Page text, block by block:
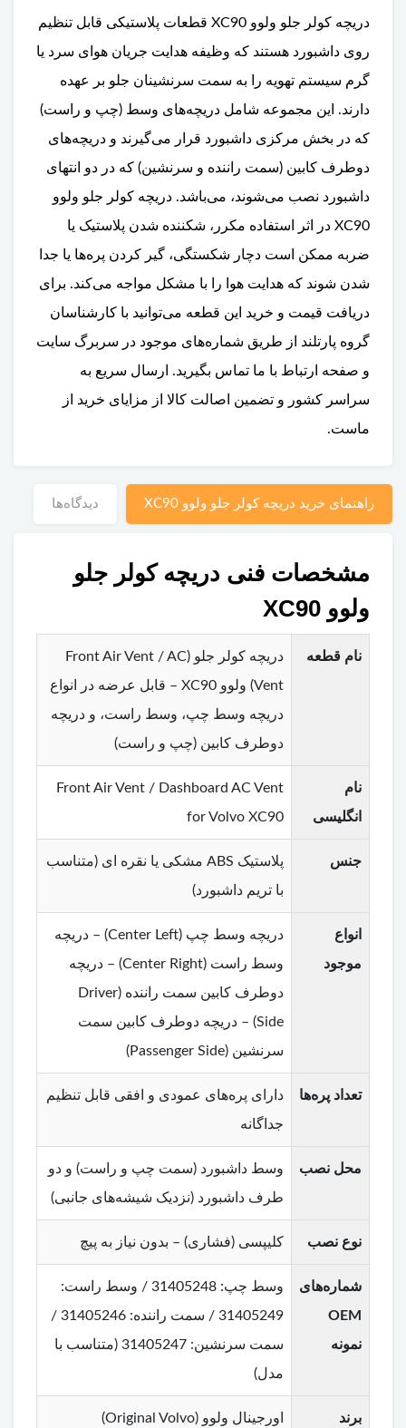
دریچه کولر جلو ولوو XC90 قطعات پلاستیکی قابل تنظیم
روی داشبورد هستند که وظیفه هدایت جریان هوای سرد یا
گرم سیستم تهویه را به سمت سرنشینان جلو بر عهده
دارند. این مجموعه شامل دریچه‌های وسط (چپ و راست)
که در بخش مرکزی داشبورد قرار می‌گیرند و دریچه‌های
دوطرف کابین (سمت راننده و سرنشین) که در دو انتهای
داشبورد نصب می‌شوند، می‌باشد. دریچه کولر جلو ولوو
XC90 در اثر استفاده مکرر، شکننده شدن پلاستیک یا
ضربه ممکن است دچار شکستگی، گیر کردن پره‌ها یا جدا
شدن شوند که هدایت هوا را با مشکل مواجه می‌کند. برای
دریافت قیمت و خرید این قطعه می‌توانید با کارشناسان
گروه پارتلند از طریق شماره‌های موجود در سربرگ سایت
و صفحه ارتباط با ما تماس بگیرید. ارسال سریع به
سراسر کشور و تضمین اصالت کالا از مزایای خرید از
ماست.
راهنمای خرید دریچه کولر جلو ولوو XC90 دیدگاه‌ها
مشخصات فنی دریچه کولر جلو
ولوو XC90
نام قطعه
دریچه کولر جلو (Front Air Vent / AC
Vent) ولوو XC90 – قابل عرضه در انواع
دریچه وسط چپ، وسط راست، و دریچه
دوطرف کابین (چپ و راست)
نام
انگلیسی
Front Air Vent / Dashboard AC Vent
for Volvo XC90
جنس
پلاستیک ABS مشکی یا نقره ای (متناسب
با تریم داشبورد)
انواع
موجود
دریچه وسط چپ (Center Left) – دریچه
وسط راست (Center Right) – دریچه
دوطرف کابین سمت راننده (Driver
Side) – دریچه دوطرف کابین سمت
سرنشین (Passenger Side)
تعداد پره‌ها
دارای پره‌های عمودی و افقی قابل تنظیم
جداگانه
محل نصب
وسط داشبورد (سمت چپ و راست) و دو
طرف داشبورد (نزدیک شیشه‌های جانبی)
نوع نصب کلیپسی (فشاری) – بدون نیاز به پیچ
شماره‌های
OEM
نمونه
وسط چپ: 31405248 / وسط راست:
31405249 / سمت راننده: 31405246 /
سمت سرنشین: 31405247 (متناسب با
مدل)
برند اورجینال ولوو (Original Volvo)